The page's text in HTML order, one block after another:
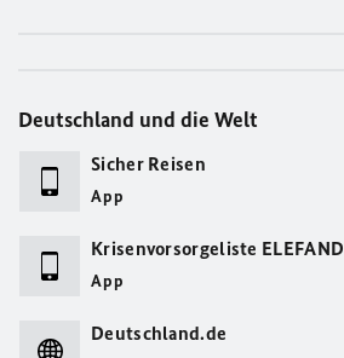
Deutschland und die Welt
Sicher Reisen
App
Krisenvorsorgeliste ELEFAND
App
Deutschland.de